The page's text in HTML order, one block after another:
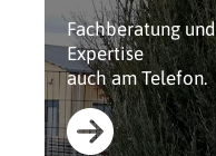
Fachberatung und
Expertise
auch am Telefon.